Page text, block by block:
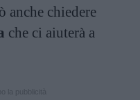
anche chiedere
che ci aiuterà a